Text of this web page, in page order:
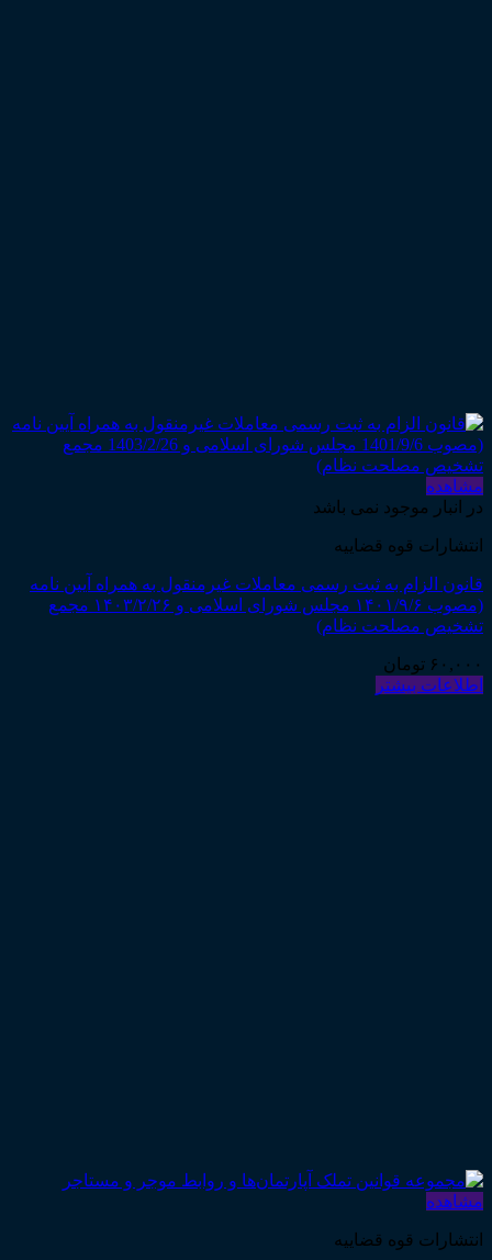
مشاهده
در انبار موجود نمی باشد
انتشارات قوه قضاییه
قانون الزام به ثبت رسمی معاملات غیرمنقول به همراه آیین نامه
(مصوب ۱۴۰۱/۹/۶ مجلس شورای اسلامی و ۱۴۰۳/۲/۲۶ مجمع
تشخیص مصلحت نظام)
۶۰,۰۰۰ تومان
اطلاعات بیشتر
مشاهده
انتشارات قوه قضاییه